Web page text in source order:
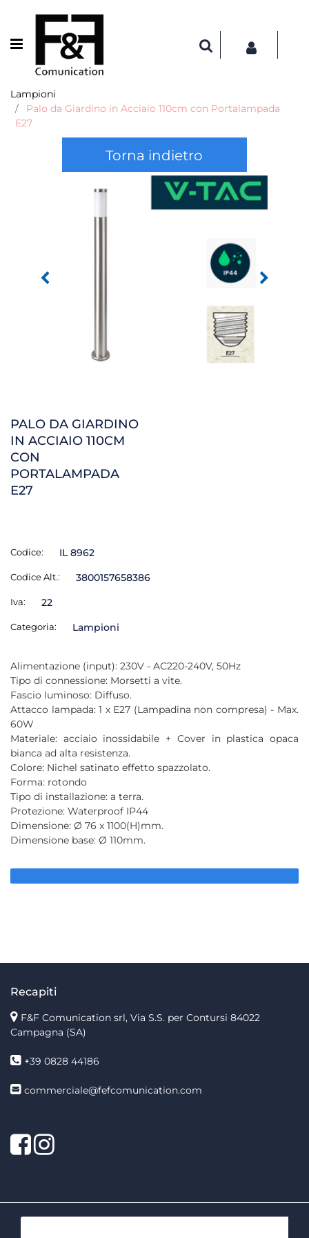
Open menu
Lampioni
Palo da Giardino in Acciaio 110cm con Portalampada
E27
Torna indietro
PALO DA GIARDINO
IN ACCIAIO 110CM
CON
PORTALAMPADA
E27
Codice: IL 8962
Codice Alt.: 3800157658386
Iva: 22
Categoria: Lampioni
Alimentazione (input): 230V - AC220-240V, 50Hz
Tipo di connessione: Morsetti a vite.
Fascio luminoso: Diffuso.
Attacco lampada: 1 x E27 (Lampadina non compresa) - Max.
60W
Materiale: acciaio inossidabile + Cover in plastica opaca
bianca ad alta resistenza.
Colore: Nichel satinato effetto spazzolato.
Forma: rotondo
Tipo di installazione: a terra.
Protezione: Waterproof IP44
Dimensione: Ø 76 x 1100(H)mm.
Dimensione base: Ø 110mm.
Recapiti
F&F Comunication srl, Via S.S. per Contursi 84022
Campagna (SA)
+39 0828 44186
commerciale@fefcomunication.com
Facebook
Twitter